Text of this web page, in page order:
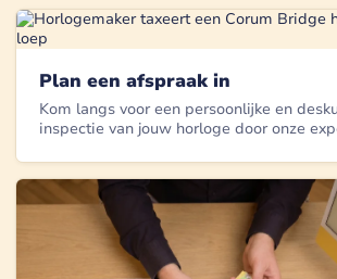
Plan een afspraak in
Kom langs voor een persoonlijke en
inspectie van jouw horloge door onze